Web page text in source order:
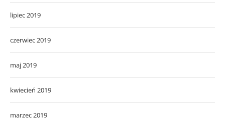
lipiec 2019
czerwiec 2019
maj 2019
kwiecień 2019
marzec 2019